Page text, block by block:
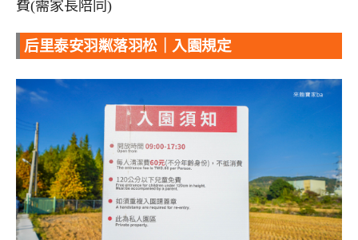
費(需家長陪同)
后里泰安羽粼落羽松｜入園規定